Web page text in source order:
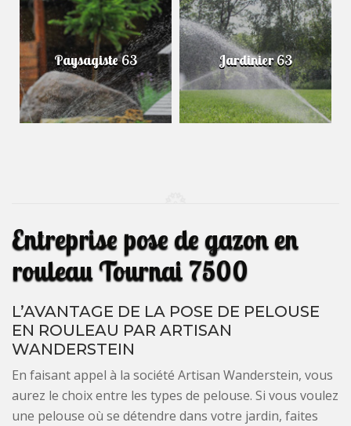
Paysagiste 63 Jardinier 63
Entreprise pose de gazon en
rouleau Tournai 7500
L’AVANTAGE DE LA POSE DE PELOUSE
EN ROULEAU PAR ARTISAN
WANDERSTEIN
En faisant appel à la société Artisan Wanderstein, vous
aurez le choix entre les types de pelouse. Si vous voulez
une pelouse où se détendre dans votre jardin, faites